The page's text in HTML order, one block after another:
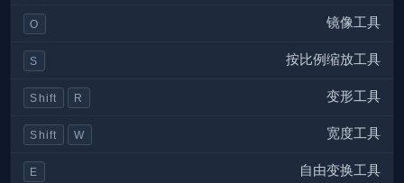
O 镜像工具
S 按比例缩放工具
Shift R 变形工具
Shift W 宽度工具
E 自由变换工具